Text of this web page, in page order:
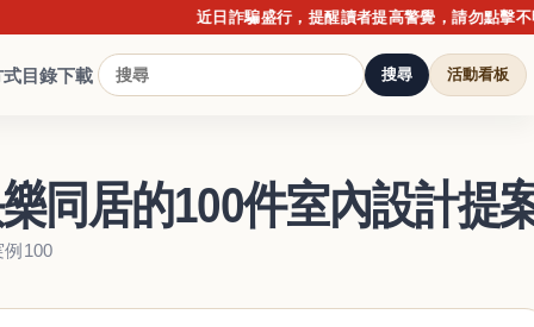
近日詐騙盛行，提醒讀者提高警覺，請勿點擊不明連
式目錄下載 搜尋 活動看板
同居的100件室內設計提
例100